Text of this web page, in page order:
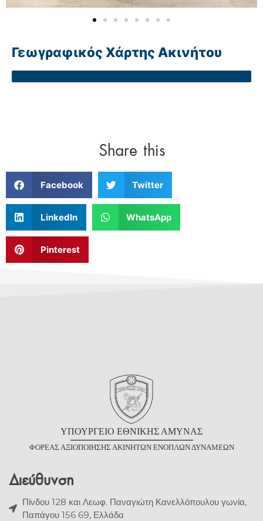
Γεωγραφικός Χάρτης Ακινήτου
Share this
Facebook Twitter
LinkedIn WhatsApp
Pinterest
ΥΠΟΥΡΓΕΙΟ ΕΘΝΙΚΗΣ ΑΜΥΝΑΣ
ΦΟΡΕΑΣ ΑΞΙΟΠΟΙΗΣΗΣ ΑΚΙΝΗΤΩΝ ΕΝΟΠΛΩΝΔΥΝΑΜΕΩΝ
Διεύθυνση
Πίνδου 128 και Λεωφ. Παναγιώτη Κανελλόπουλου γωνία,
Παπάγου 156 69, Ελλάδα